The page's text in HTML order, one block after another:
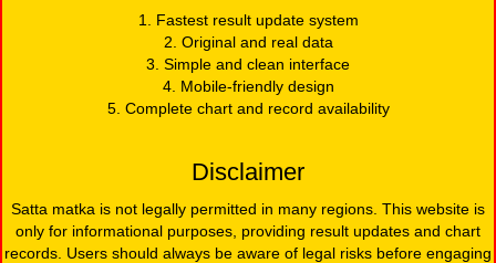
1. Fastest result update system
2. Original and real data
3. Simple and clean interface
4. Mobile-friendly design
5. Complete chart and record availability
Disclaimer
Satta matka is not legally permitted in many regions. This website is
only for informational purposes, providing result updates and chart
records. Users should always be aware of legal risks before engaging